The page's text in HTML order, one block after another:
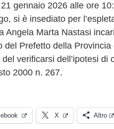
gennaio 2026 alle ore
si è insediato per
Angela Marta Nastasi
del Prefetto della
verificarsi dell’ipotesi
2000 n. 267.
X Altro